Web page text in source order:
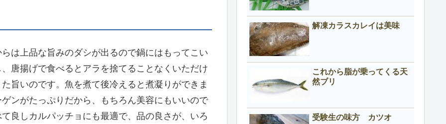
は上品な旨みのダシが出るので鍋にはもってこい
唐揚げで食べるとアラを捨てることなくいただけ
旨いのです。魚を煮て後冷えると煮凝りができま
ンがたっぷりだから、もちろん美容にもいいので
良しカルパッチョにも最適で、品の良さが、いろ
解凍カラスカレイは美味
これから脂が乗ってくる天
然ブリ
受験生の味方 カツオ